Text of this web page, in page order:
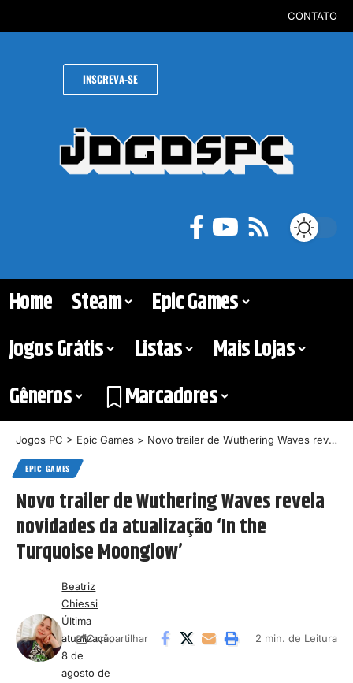
CONTATO
INSCREVA-SE
Home Steam
Epic Games
Jogos Grátis
Listas
Mais Lojas
Gêneros
Marcadores
Jogos PC > Epic Games > Novo trailer de Wuthering Waves revela novidades da atualização ‘In the Turquoise Moonglow’
EPIC GAMES
Novo trailer de Wuthering Waves revela
novidades da atualização ‘In the
Turquoise Moonglow’
Última
atualização:
8 de
agosto de
Beatriz
Chiessi
Compartilhar 2 min. de Leitura